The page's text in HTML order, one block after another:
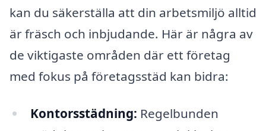
kan du säkerställa att din arbetsmiljö alltid
är fräsch och inbjudande. Här är några av
de viktigaste områden där ett företag
med fokus på företagsstäd kan bidra:
Kontorsstädning: Regelbunden